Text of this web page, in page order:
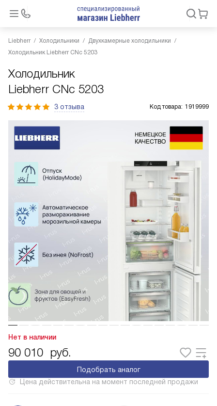
Liebherr Холодильники
Двухкамерные холодильники
Холодильник Liebherr CNc 5203
Холодильник
Liebherr CNc 5203
3 отзыва Код товара: 1919999
Нет в наличии
90 010 руб.
Подобрать аналог
Цена действительна на момент последней продажи